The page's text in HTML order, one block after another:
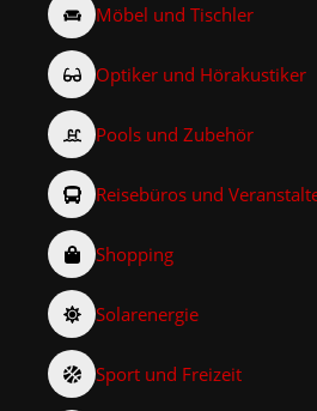
Möbel und Tischler
Optiker und Hörakustiker
Pools und Zubehör
Reisebüros und
Shopping
Solarenergie
Sport und Freizeit